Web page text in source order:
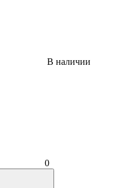
В наличии
0